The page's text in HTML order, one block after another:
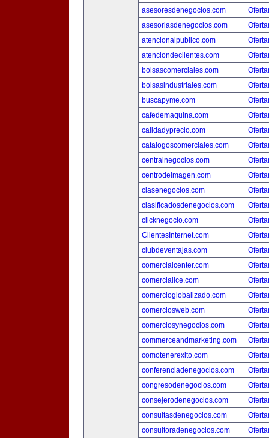
asesoresdenegocios.com
asesoriasdenegocios.com
atencionalpublico.com
atenciondeclientes.com
bolsascomerciales.com
bolsasindustriales.com
buscapyme.com
cafedemaquina.com
calidadyprecio.com
catalogoscomerciales.com
centralnegocios.com
centrodeimagen.com
clasenegocios.com
clasificadosdenegocios.com
clicknegocio.com
ClientesInternet.com
clubdeventajas.com
comercialcenter.com
comercialice.com
comercioglobalizado.com
comerciosweb.com
comerciosynegocios.com
commerceandmarketing.com
comotenerexito.com
conferenciadenegocios.com
congresodenegocios.com
consejerodenegocios.com
consultasdenegocios.com
consultoradenegocios.com